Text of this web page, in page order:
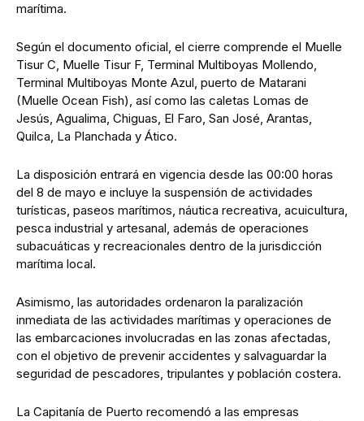
marítima.
Según el documento oficial, el cierre comprende el Muelle
Tisur C, Muelle Tisur F, Terminal Multiboyas Mollendo,
Terminal Multiboyas Monte Azul, puerto de Matarani
(Muelle Ocean Fish), así como las caletas Lomas de
Jesús, Agualima, Chiguas, El Faro, San José, Arantas,
Quilca, La Planchada y Ático.
La disposición entrará en vigencia desde las 00:00 horas
del 8 de mayo e incluye la suspensión de actividades
turísticas, paseos marítimos, náutica recreativa, acuicultura,
pesca industrial y artesanal, además de operaciones
subacuáticas y recreacionales dentro de la jurisdicción
marítima local.
Asimismo, las autoridades ordenaron la paralización
inmediata de las actividades marítimas y operaciones de
las embarcaciones involucradas en las zonas afectadas,
con el objetivo de prevenir accidentes y salvaguardar la
seguridad de pescadores, tripulantes y población costera.
La Capitanía de Puerto recomendó a las empresas